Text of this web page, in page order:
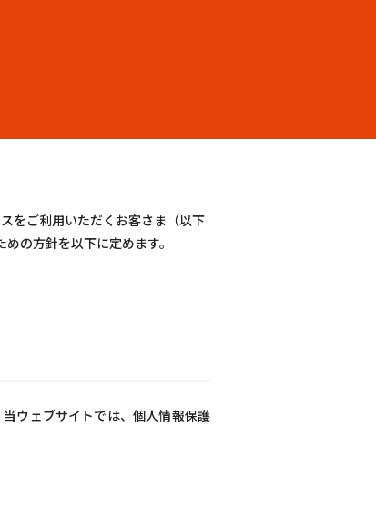
をご利用いただくお客さま（以下
の方針を以下に定めます。
ウェブサイトでは、個人情報保護